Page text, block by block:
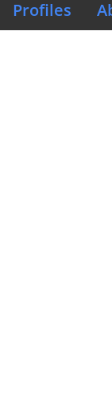
Profiles